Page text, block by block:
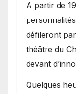
A partir de
défileront
théâtre du
devant
Quelques